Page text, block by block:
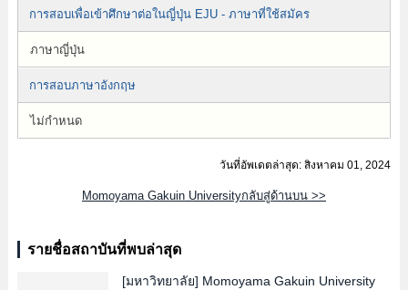
การสอบเพื่อเข้าศึกษาต่อในญี่ปุ่น EJU - ภาษาที่ใช้สมัคร
ภาษาญี่ปุ่น
การสอบภาษาอังกฤษ
ไม่กำหนด
วันที่อัพเดตล่าสุด: สิงหาคม 01, 2024
Momoyama Gakuin Universityกลับสู่ด้านบน >>
รายชื่อสถาบันที่พบล่าสุด
[มหาวิทยาลัย] Momoyama Gakuin University